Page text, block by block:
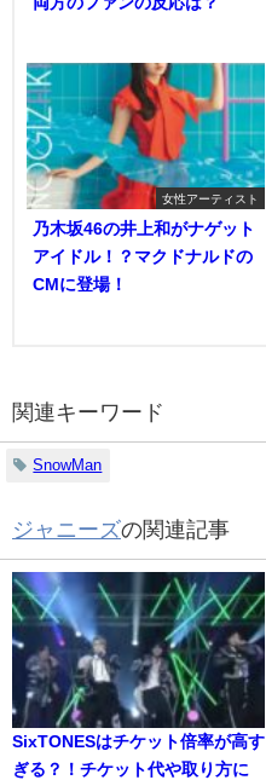
女性アーティスト
乃木坂46の井上和がナゲット
アイドル！？マクドナルドの
CMに登場！
関連キーワード
SnowMan
ジャニーズの関連記事
SixTONESはチケット倍率が高す
ぎる？！チケット代や取り方に